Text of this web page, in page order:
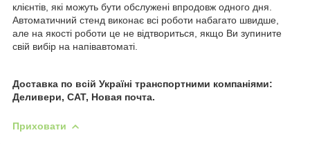
клієнтів, які можуть бути обслужені впродовж одного дня.
Автоматичний стенд виконає всі роботи набагато швидше,
але на якості роботи це не відтвориться, якщо Ви зупините
свій вибір на напівавтоматі.
Доставка по всій Україні транспортними компаніями:
Деливери, САТ, Новая почта.
Приховати